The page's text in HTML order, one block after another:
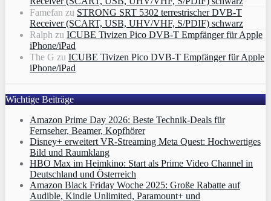
Famefan zu STRONG SRT 5302 terrestrischer DVB-T
Receiver (SCART, USB, UHV/VHF, S/PDIF) schwarz
Ralph zu ICUBE Tivizen Pico DVB-T Empfänger für Apple
iPhone/iPad
The G zu ICUBE Tivizen Pico DVB-T Empfänger für Apple
iPhone/iPad
Wichtige Beiträge
Amazon Prime Day 2026: Beste Technik-Deals für
Fernseher, Beamer, Kopfhörer
Disney+ erweitert VR‑Streaming Meta Quest: Hochwertiges
Bild und Raumklang
HBO Max im Heimkino: Start als Prime Video Channel in
Deutschland und Österreich
Amazon Black Friday Woche 2025: Große Rabatte auf
Audible, Kindle Unlimited, Paramount+ und